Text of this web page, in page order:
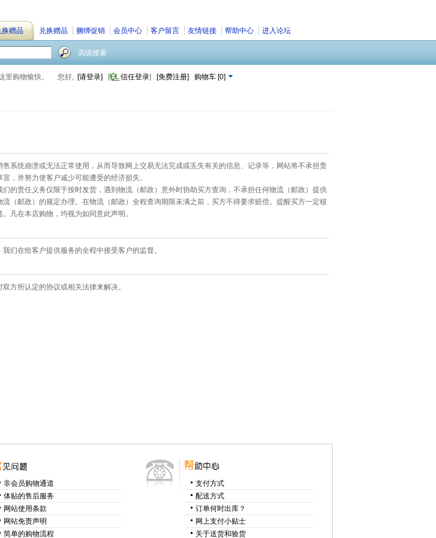
换赠品 兑换赠品 捆绑促销 会员中心 客户留言 友情链接 帮助中心 进入论坛
高级搜索
里购物愉快。 您好, [请登录] [ 信任登录] [免费注册] 购物车[0]
系统崩溃或无法正常使用，从而导致网上交易无法完成或丢失有关的信息、记录等，网站将不承担责
，并努力使客户减少可能遭受的经济损失。
的责任义务仅限于按时发货，遇到物流（邮政）意外时协助买方查询，不承担任何物流（邮政）提供
（邮政）的规定办理。在物流（邮政）全程查询期限未满之前，买方不得要求赔偿。提醒买方一定核
凡在本店购物，均视为如同意此声明。
们在给客户提供服务的全程中接受客户的监督。
方所认定的协议或相关法律来解决。
非会员购物通道
体贴的售后服务
网站使用条款
网站免责声明
简单的购物流程
支付方式
配送方式
订单何时出库？
网上支付小贴士
关于送货和验货